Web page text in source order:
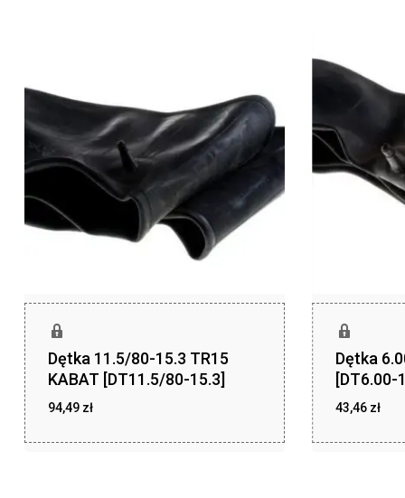
Dętka 11.5/80-15.3 TR15
KABAT [DT11.5/80-15.3]
94,49 zł
Dętka
[DT6.00-
43,46 zł